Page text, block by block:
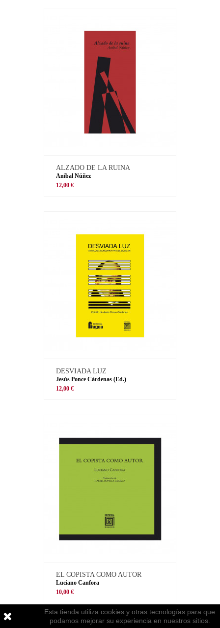
ALZADO DE LA RUINA
Aníbal Núñez
12,00 €
DESVIADA LUZ
Jesús Ponce Cárdenas (Ed.)
12,00 €
EL COPISTA COMO AUTOR
Luciano Canfora
10,00 €
Esta tienda utiliza cookies y otras tecnologías para que
podamos mejorar su experiencia en nuestros sitios.